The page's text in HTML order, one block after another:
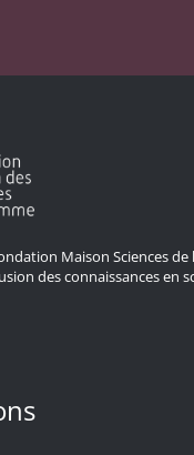
Maison Sciences
des connaissances en